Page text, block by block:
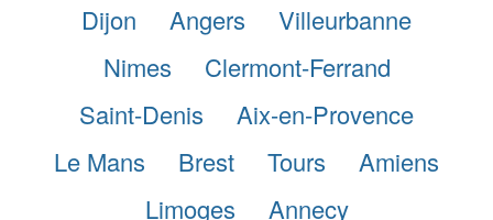
Dijon
Angers
Villeurbanne
Nimes
Clermont-Ferrand
Saint-Denis
Aix-en-Provence
Le Mans
Brest Tours
Amiens
Limoges
Annecy